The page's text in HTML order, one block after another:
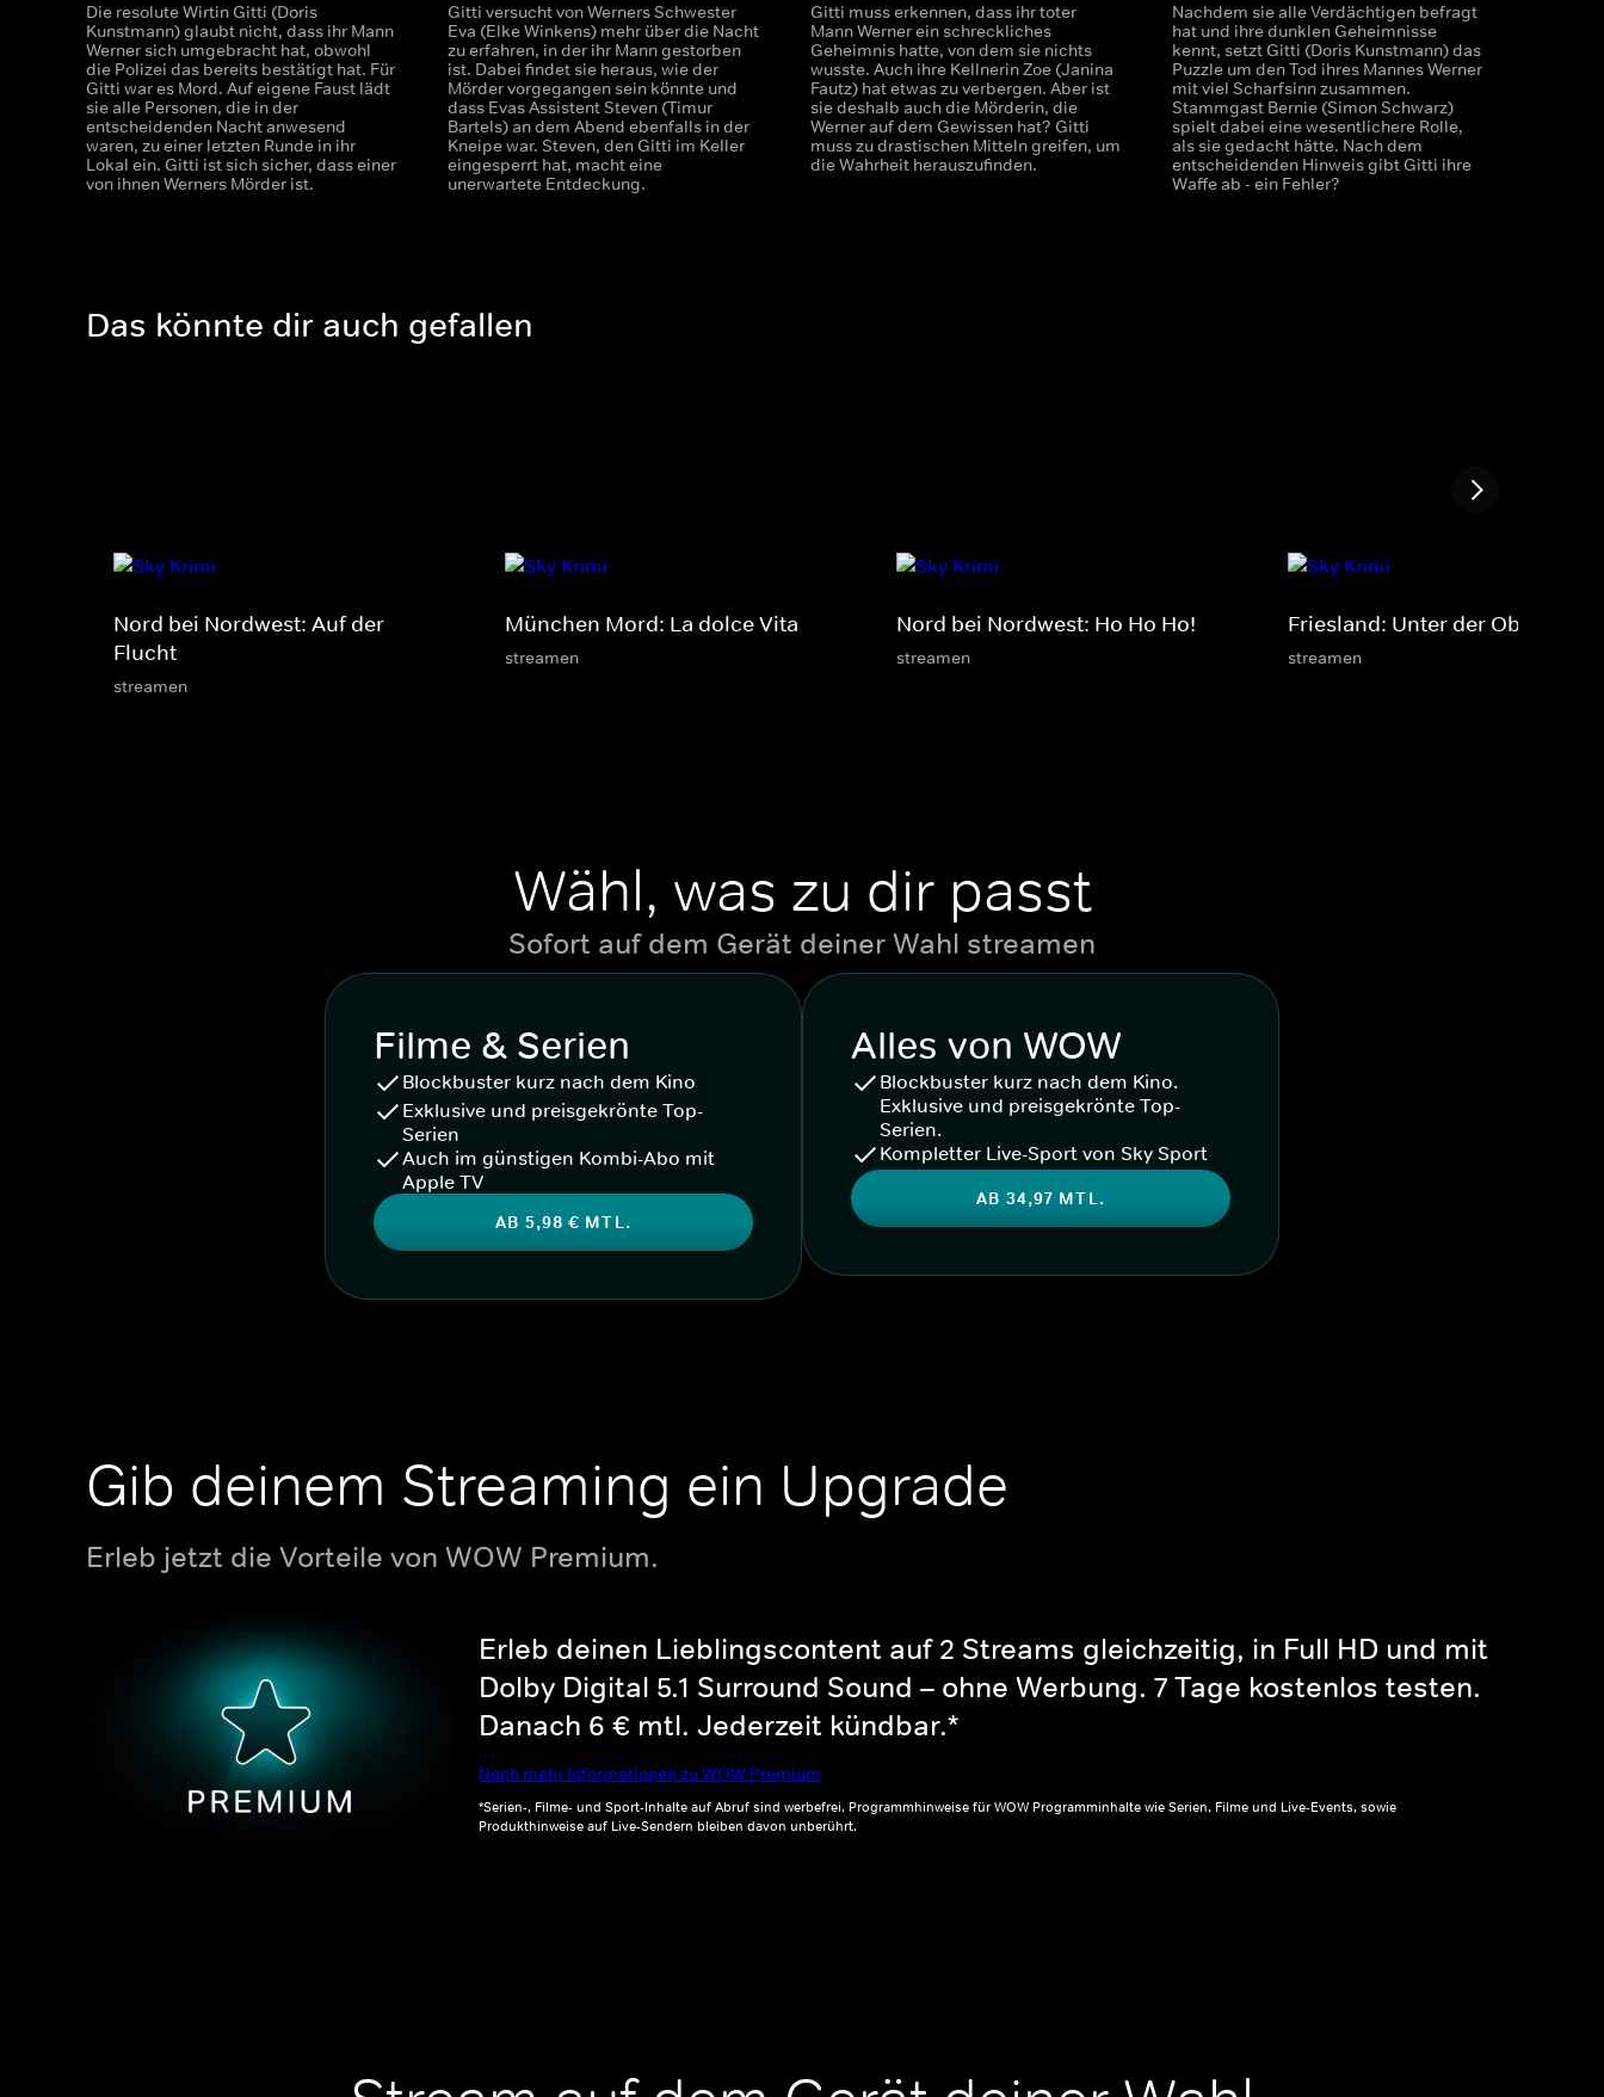
Die resolute Wirtin Gitti (Doris
Kunstmann) glaubt nicht, dass ihr Mann
Werner sich umgebracht hat, obwohl
die Polizei das bereits bestätigt hat. Für
Gitti war es Mord. Auf eigene Faust lädt
sie alle Personen, die in der
entscheidenden Nacht anwesend
waren, zu einer letzten Runde in ihr
Lokal ein. Gitti ist sich sicher, dass einer
von ihnen Werners Mörder ist.
Gitti versucht von Werners Schwester
Eva (Elke Winkens) mehr über die Nacht
zu erfahren, in der ihr Mann gestorben
ist. Dabei findet sie heraus, wie der
Mörder vorgegangen sein könnte und
dass Evas Assistent Steven (Timur
Bartels) an dem Abend ebenfalls in der
Kneipe war. Steven, den Gitti im Keller
eingesperrt hat, macht eine
unerwartete Entdeckung.
Gitti muss erkennen, dass ihr toter
Mann Werner ein schreckliches
Geheimnis hatte, von dem sie nichts
wusste. Auch ihre Kellnerin Zoe (Janina
Fautz) hat etwas zu verbergen. Aber ist
sie deshalb auch die Mörderin, die
Werner auf dem Gewissen hat? Gitti
muss zu drastischen Mitteln greifen, um
die Wahrheit herauszufinden.
Nachdem sie alle Verdächtigen befragt
hat und ihre dunklen Geheimnisse
kennt, setzt Gitti (Doris Kunstmann) das
Puzzle um den Tod ihres Mannes Werner
mit viel Scharfsinn zusammen.
Stammgast Bernie (Simon Schwarz)
spielt dabei eine wesentlichere Rolle,
als sie gedacht hätte. Nach dem
entscheidenden Hinweis gibt Gitti ihre
Waffe ab - ein Fehler?
Das könnte dir auch gefallen
Nord bei Nordwest: Auf der
Flucht
streamen
München Mord: La dolce Vita
streamen
Nord bei Nordwest: Ho Ho Ho!
streamen
Friesland: Unter der Oberfläche
streamen
Wähl, was zu dir passt
Sofort auf dem Gerät deiner Wahl streamen
Filme & Serien
Blockbuster kurz nach dem Kino
Exklusive und preisgekrönte Top-
Serien
Auch im günstigen Kombi-Abo mit
Apple TV
AB 5,98 € MTL.
Alles von WOW
Blockbuster kurz nach dem Kino.
Exklusive und preisgekrönte Top-
Serien.
Kompletter Live-Sport von Sky Sport
AB 34,97 MTL.
Gib deinem Streaming ein Upgrade
Erleb jetzt die Vorteile von WOW Premium.
Erleb deinen Lieblingscontent auf 2 Streams gleichzeitig, in Full HD und mit
Dolby Digital 5.1 Surround Sound – ohne Werbung. 7 Tage kostenlos testen.
Danach 6 € mtl. Jederzeit kündbar.*
Noch mehr Informationen zu WOW Premium
*Serien-, Filme- und Sport-Inhalte auf Abruf sind werbefrei. Programmhinweise für WOW Programminhalte wie Serien, Filme und Live-Events, sowie
Produkthinweise auf Live-Sendern bleiben davon unberührt.